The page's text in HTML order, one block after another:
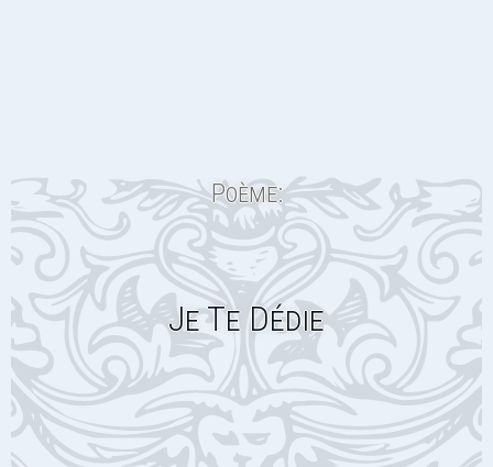
Poème:
Je Te Dédie